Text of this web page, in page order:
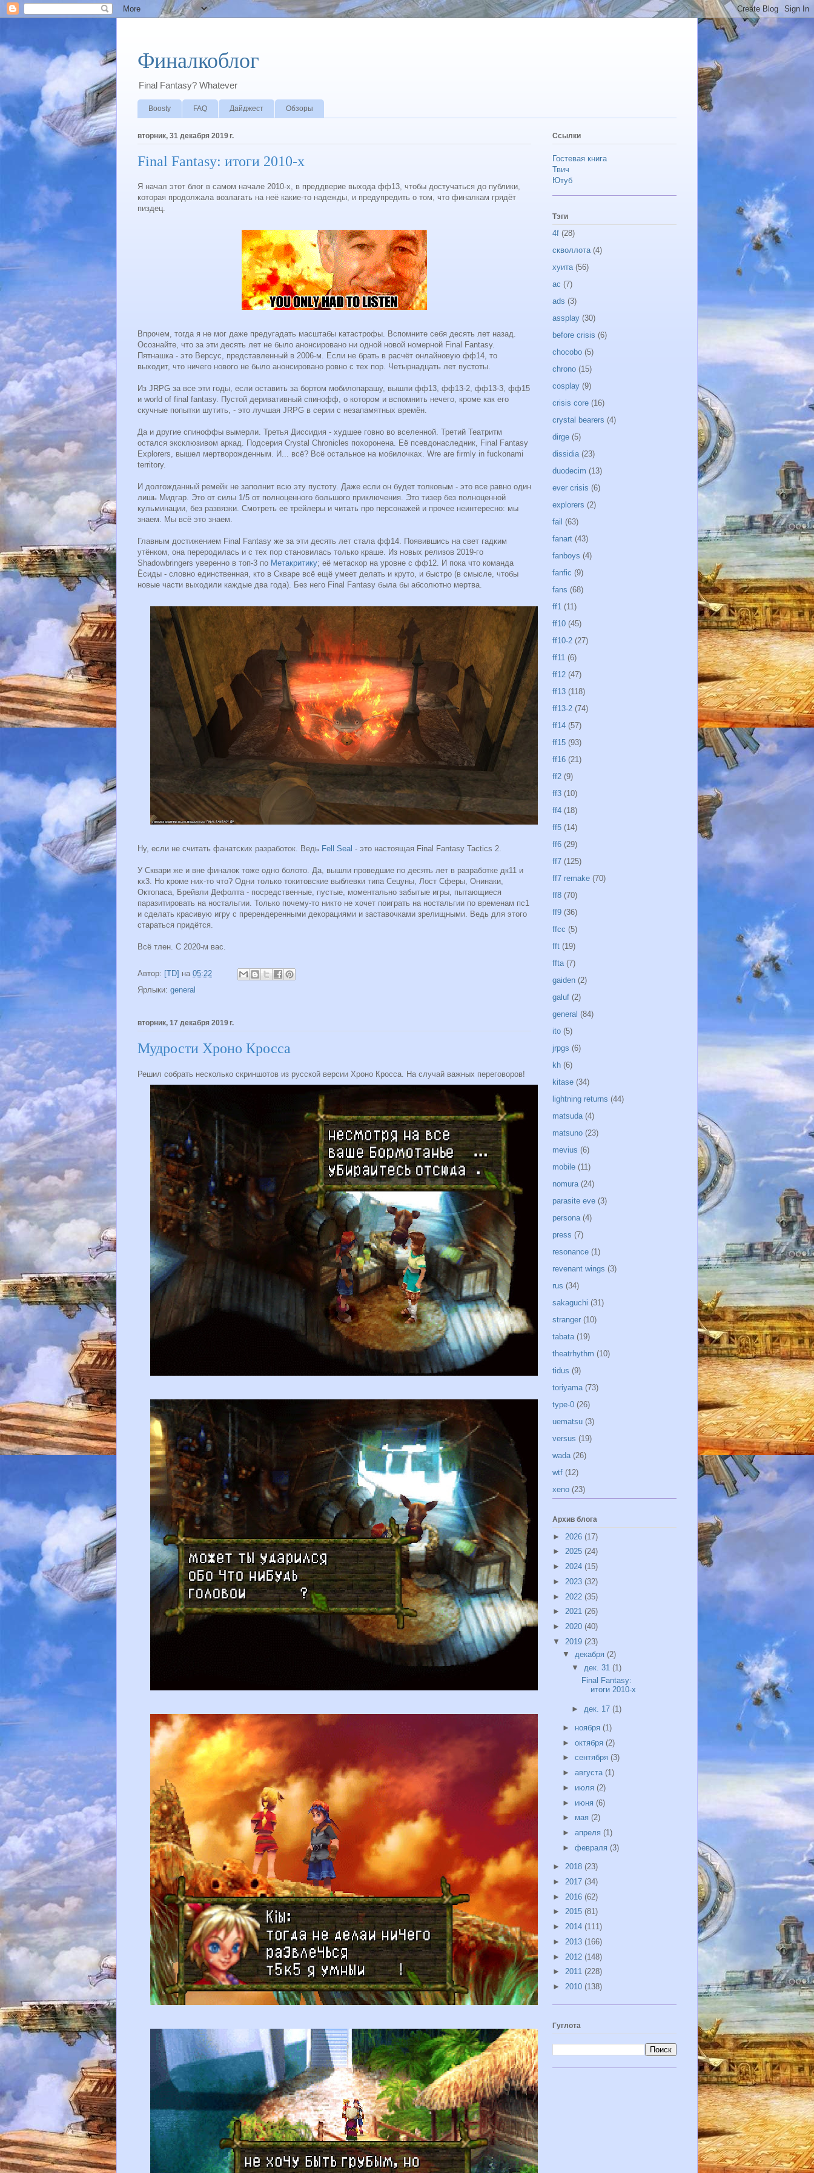
Финалкоблог
Final Fantasy? Whatever
Boosty FAQ Дайджест Обзоры
вторник, 31 декабря 2019 г.
Final Fantasy: итоги 2010-х
Я начал этот блог в самом начале 2010-х, в преддверие выхода фф13, чтобы достучаться до публики,
которая продолжала возлагать на неё какие-то надежды, и предупредить о том, что финалкам грядёт
пиздец.
Впрочем, тогда я не мог даже предугадать масштабы катастрофы. Вспомните себя десять лет назад.
Осознайте, что за эти десять лет не было анонсировано ни одной новой номерной Final Fantasy.
Пятнашка - это Версус, представленный в 2006-м. Если не брать в расчёт онлайновую фф14, то
выходит, что ничего нового не было анонсировано ровно с тех пор. Четырнадцать лет пустоты.
Из JRPG за все эти годы, если оставить за бортом мобилопарашу, вышли фф13, фф13-2, фф13-3, фф15
и world of final fantasy. Пустой деривативный спинофф, о котором и вспомнить нечего, кроме как его
скучные попытки шутить, - это лучшая JRPG в серии с незапамятных времён.
Да и другие спиноффы вымерли. Третья Диссидия - худшее говно во вселенной. Третий Театритм
остался эксклюзивом аркад. Подсерия Crystal Chronicles похоронена. Её псевдонаследник, Final Fantasy
Explorers, вышел мертворожденным. И... всё? Всё остальное на мобилочках. Wre are firmly in fuckonami
territory.
И долгожданный ремейк не заполнит всю эту пустоту. Даже если он будет толковым - это все равно один
лишь Мидгар. Это от силы 1/5 от полноценного большого приключения. Это тизер без полноценной
кульминации, без развязки. Смотреть ее трейлеры и читать про персонажей и прочее неинтересно: мы
знаем. Мы всё это знаем.
Главным достижением Final Fantasy же за эти десять лет стала фф14. Появившись на свет гадким
утёнком, она переродилась и с тех пор становилась только краше. Из новых релизов 2019-го
Shadowbringers уверенно в топ-3 по Метакритику; её метаскор на уровне с фф12. И пока что команда
Ёсиды - словно единственная, кто в Скваре всё ещё умеет делать и круто, и быстро (в смысле, чтобы
новые части выходили каждые два года). Без него Final Fantasy была бы абсолютно мертва.
Ну, если не считать фанатских разработок. Ведь Fell Seal - это настоящая Final Fantasy Tactics 2.
У Сквари же и вне финалок тоже одно болото. Да, вышли проведшие по десять лет в разработке дк11 и
кх3. Но кроме них-то что? Одни только токитовские выблевки типа Сецуны, Лост Сферы, Онинаки,
Октопаса, Брейвли Дефолта - посредственные, пустые, моментально забытые игры, пытающиеся
паразитировать на ностальгии. Только почему-то никто не хочет поиграть на ностальгии по временам пс1
и сделать красивую игру с пререндеренными декорациями и заставочками зрелищными. Ведь для этого
стараться придётся.
Всё тлен. С 2020-м вас.
Автор: [TD] на 05:22
Ярлыки: general
вторник, 17 декабря 2019 г.
Мудрости Хроно Кросса
Решил собрать несколько скриншотов из русской версии Хроно Кросса. На случай важных переговоров!
Ссылки
Гостевая книга
Твич
Ютуб
Тэги
4f (28)
скволлота (4)
хуита (56)
ac (7)
ads (3)
assplay (30)
before crisis (6)
chocobo (5)
chrono (15)
cosplay (9)
crisis core (16)
crystal bearers (4)
dirge (5)
dissidia (23)
duodecim (13)
ever crisis (6)
explorers (2)
fail (63)
fanart (43)
fanboys (4)
fanfic (9)
fans (68)
ff1 (11)
ff10 (45)
ff10-2 (27)
ff11 (6)
ff12 (47)
ff13 (118)
ff13-2 (74)
ff14 (57)
ff15 (93)
ff16 (21)
ff2 (9)
ff3 (10)
ff4 (18)
ff5 (14)
ff6 (29)
ff7 (125)
ff7 remake (70)
ff8 (70)
ff9 (36)
ffcc (5)
fft (19)
ffta (7)
gaiden (2)
galuf (2)
general (84)
ito (5)
jrpgs (6)
kh (6)
kitase (34)
lightning returns (44)
matsuda (4)
matsuno (23)
mevius (6)
mobile (11)
nomura (24)
parasite eve (3)
persona (4)
press (7)
resonance (1)
revenant wings (3)
rus (34)
sakaguchi (31)
stranger (10)
tabata (19)
theatrhythm (10)
tidus (9)
toriyama (73)
type-0 (26)
uematsu (3)
versus (19)
wada (26)
wtf (12)
xeno (23)
Архив блога
► 2026 (17)
► 2025 (24)
► 2024 (15)
► 2023 (32)
► 2022 (35)
► 2021 (26)
► 2020 (40)
▼ 2019 (23)
▼ декабря (2)
▼ дек. 31(1)
Final Fantasy:
итоги 2010-х
► дек. 17(1)
► ноября (1)
► октября (2)
► сентября (3)
► августа (1)
► июля (2)
► июня (6)
► мая (2)
► апреля (1)
► февраля (3)
► 2018 (23)
► 2017 (34)
► 2016 (62)
► 2015 (81)
► 2014 (111)
► 2013 (166)
► 2012 (148)
► 2011 (228)
► 2010 (138)
Гуглота